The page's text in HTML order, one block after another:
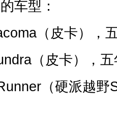
车型：
（皮卡），
（皮卡），五
（硬派越野